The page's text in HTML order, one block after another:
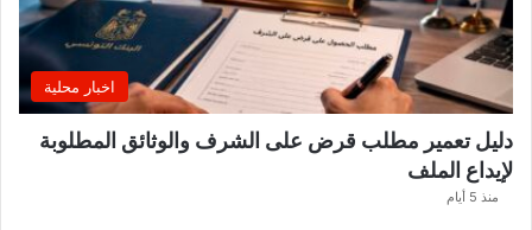
اخبار محلية
دليل تعمير مطلب قرض على الشرف والوثائق المطلوبة
لإيداع الملف
منذ 5 أيام